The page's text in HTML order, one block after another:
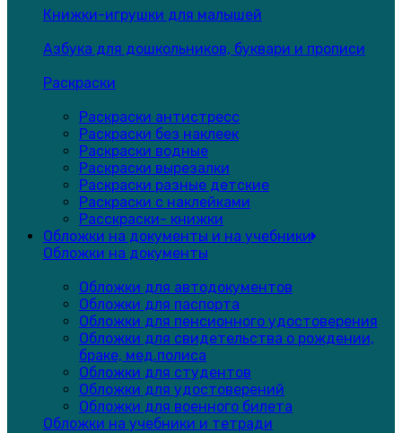
Книжки-игрушки для малышей
Азбука для дошкольников, буквари и прописи
Раскраски
Раскраски антистресс
Раскраски без наклеек
Раскраски водные
Раскраски вырезалки
Раскраски разные детские
Раскраски с наклейками
Расскраски- книжки
Обложки на документы и на учебники
Обложки на документы
Обложки для автодокументов
Обложки для паспорта
Обложки для пенсионного удостоверения
Обложки для свидетельства о рождении,
браке, мед.полиса
Обложки для студентов
Обложки для удостоверений
Обложки для военного билета
Обложки на учебники и тетради